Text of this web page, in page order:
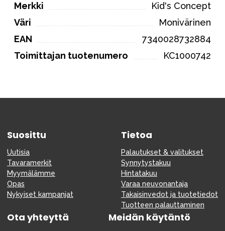
Merkki
Kid's Concept
Väri
Monivärinen
EAN
7340028732884
Toimittajan tuotenumero
KC1000742
Suosittu
Uutisia
Tavaramerkit
Myymälämme
Opas
Nykyiset kampanjat
Tietoa
Palautukset & valitukset
Synnytystakuu
Hintatakuu
Varaa neuvonantaja
Takaisinvedot ja tuotetiedot
Tuotteen palauttaminen
Ota yhteyttä Meidän käytäntö